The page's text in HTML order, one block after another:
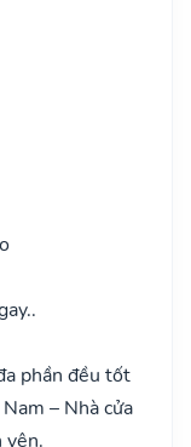
phần đều tốt
– Nhà cửa
yên.